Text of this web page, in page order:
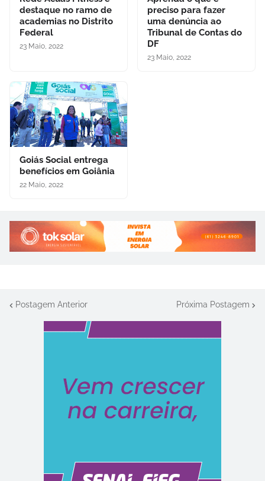
destaque no ramo de
academias no Distrito
Federal
23 Maio, 2022
preciso para fazer
uma denúncia ao
Tribunal de Contas do
DF
23 Maio, 2022
Goiás Social entrega
benefícios em Goiânia
22 Maio, 2022
Postagem Anterior Próxima Postagem